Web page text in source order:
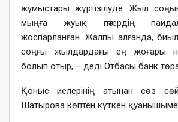
жұмыстары жүргізілуде. Жыл
мыңға жуық пәтердің
жоспарланған. Жалпы алғанда,
соңғы жылдардағы ең жоғары
болып отыр, – деді Отбасы банк
Қоныс иелерінің атынан сөз
Шатырова көптен күткен